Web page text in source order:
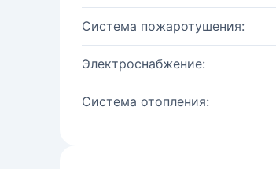
Система пожаротушения:
Электроснабжение:
Система отопления: